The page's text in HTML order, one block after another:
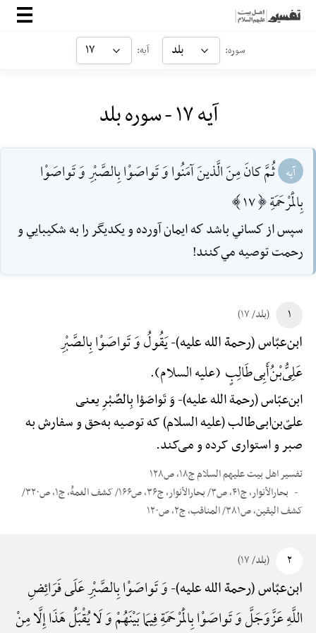
صفحه‌اصلی
ارتباط با ما
سوره: بلد آیه: ۱۷
آیه ۱۷ - سوره بلد
آیه ثُمَّ كانَ مِنَ الَّذينَ آمَنُوا وَ تَواصَوْا بِالصَّبْرِ وَ تَواصَوْا
بِالْمَرْحَمَةِ [17]
سپس از كساني باشد كه ايمان آورده و يكديگر را به شكيبايي و
رحمت توصيه مي‌كنند!
۱ (بلد/ ۱۷)
ابن‌عبّاس (رحمة الله علیه)-یَقُولُ وَ تَواصَوْا بِالصَّبْرِ
عَلِیُّ‌بْنُ‌أَبِی‌طَالِبٍ (علیه السلام).
ابن‌عبّاس (رحمة الله علیه)-وَ تَواصَوْا بِالصَّبْرِ یعنی
علیّ‌بن‌ابی‌طالب (علیه السلام) که توصیه به‌حق و سفارش به
صبر و استواری کرده و می‌کند.
تفسیر اهل بیت علیهم السلام ج۱۸، ص۱۲۸
بحارالأنوار، ج۴۱، ص۳/ بحارالأنوار، ج۳۶، ص۱۶۶/ کشف الغمهًْ، ج۱، ص۳۲۰/
کشف الیقین، ص۳۸۱/ المناقب، ج۲، ص۱۲۰
۲ (بلد/ ۱۷)
ابن‌عبّاس (رحمة الله علیه)-وَ تَواصَوْا بِالصَّبْرِ عَلَی فَرَائِضِ
اللَّهِ عَزَّوَجَلَّ وَ تَواصَوْا بِالْمَرْحَمَةِ فِیمَا بَیْنَهُمْ وَ لَا یُقْبَلُ هَذَا إِلَّا مِنْ